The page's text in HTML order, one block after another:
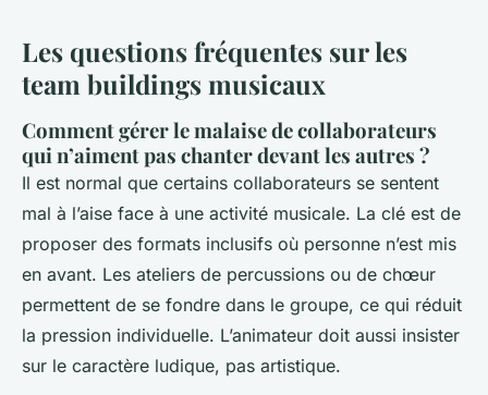
Les questions fréquentes sur les
team buildings musicaux
Comment gérer le malaise de collaborateurs
qui n’aiment pas chanter devant les autres ?
Il est normal que certains collaborateurs se sentent
mal à l’aise face à une activité musicale. La clé est de
proposer des formats inclusifs où personne n’est mis
en avant. Les ateliers de percussions ou de chœur
permettent de se fondre dans le groupe, ce qui réduit
la pression individuelle. L’animateur doit aussi insister
sur le caractère ludique, pas artistique.